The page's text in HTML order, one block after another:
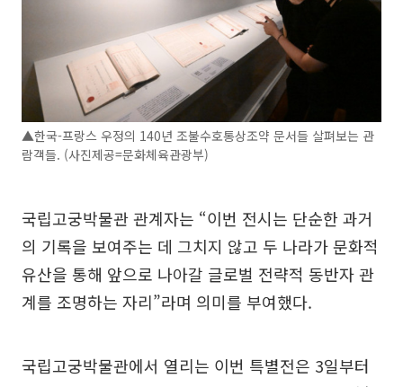
▲한국-프랑스 우정의 140년 조불수호통상조약 문서들 살펴보는 관
람객들. (사진제공=문화체육관광부)
국립고궁박물관 관계자는 “이번 전시는 단순한 과거
의 기록을 보여주는 데 그치지 않고 두 나라가 문화적
유산을 통해 앞으로 나아갈 글로벌 전략적 동반자 관
계를 조명하는 자리”라며 의미를 부여했다.
국립고궁박물관에서 열리는 이번 특별전은 3일부터